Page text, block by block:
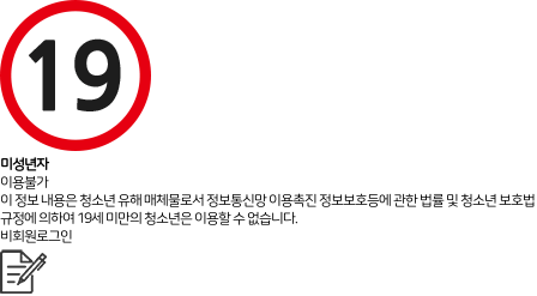
미성년자
이용불가
이 정보 내용은 청소년 유해 매체물로서 정보통신망 이용촉진 정보보호등에 관한 법률 및 청소년 보호법
규정에 의하여 19세 미만의 청소년은 이용할 수 없습니다.
비회원로그인